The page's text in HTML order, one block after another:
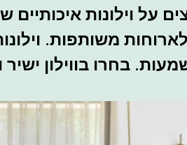
על וילונות
משותפות.
בחרו בווילון